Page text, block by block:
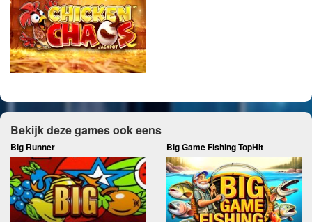
Bekijk deze games ook eens
Big Runner Big Game Fishing TopHit